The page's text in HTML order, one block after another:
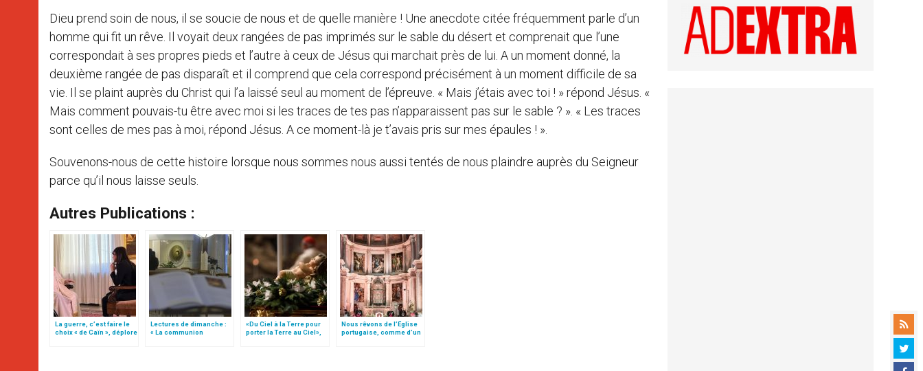
Dieu prend soin de nous, il se soucie de nous et de quelle manière ! Une anecdote citée fréquemment parle d’un
homme qui fit un rêve. Il voyait deux rangées de pas imprimés sur le sable du désert et comprenait que l’une
correspondait à ses propres pieds et l’autre à ceux de Jésus qui marchait près de lui. A un moment donné, la
deuxième rangée de pas disparaît et il comprend que cela correspond précisément à un moment difficile de sa
vie. Il se plaint auprès du Christ qui l’a laissé seul au moment de l’épreuve. « Mais j’étais avec toi ! » répond Jésus. «
Mais comment pouvais-tu être avec moi si les traces de tes pas n’apparaissent pas sur le sable ? ». « Les traces
sont celles de mes pas à moi, répond Jésus. A ce moment-là je t’avais pris sur mes épaules ! ».
Souvenons-nous de cette histoire lorsque nous sommes nous aussi tentés de nous plaindre auprès du Seigneur
parce qu’il nous laisse seuls.
Autres Publications :
La guerre, c’est faire le
choix « de Caïn », déplore
Lectures de dimanche :
« La communion
«Du Ciel à la Terre pour
porter la Terre au Ciel»,
Nous rêvons de l’Église
portugaise, comme d’un